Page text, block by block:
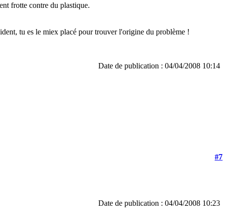
frotte contre du plastique.
tu es le miex placé pour trouver l'origine du problème !
Date de publication : 04/04/2008 10:14
#7
Date de publication : 04/04/2008 10:23